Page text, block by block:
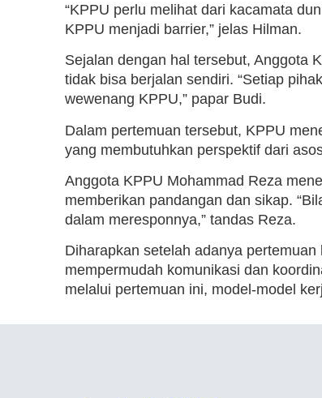
“KPPU perlu melihat dari kacamata
KPPU menjadi barrier,” jelas Hilman.
Sejalan dengan hal tersebut, Anggota
tidak bisa berjalan sendiri. “Setiap
wewenang KPPU,” papar Budi.
Dalam pertemuan tersebut, KPPU
yang membutuhkan perspektif dari
Anggota KPPU Mohammad Reza
memberikan pandangan dan sikap.
dalam meresponnya,” tandas Reza.
Diharapkan setelah adanya
mempermudah komunikasi dan
melalui pertemuan ini, model-model